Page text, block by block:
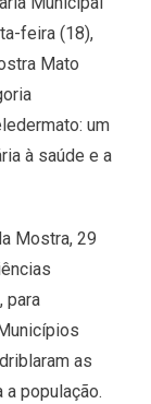
feira (18),
Mato
um
à saúde e a
Mostra, 29
para
as
população.